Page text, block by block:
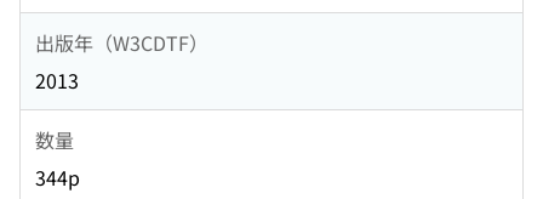
出版年（W3CDTF）
2013
数量
344p